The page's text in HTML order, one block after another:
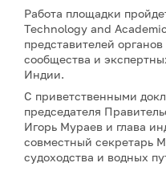
Работа площадки
Technology and
представителей
сообщества и
Индии.
С приветственными
председателя
Игорь Мураев и глава
совместный секретарь
судоходства и водных